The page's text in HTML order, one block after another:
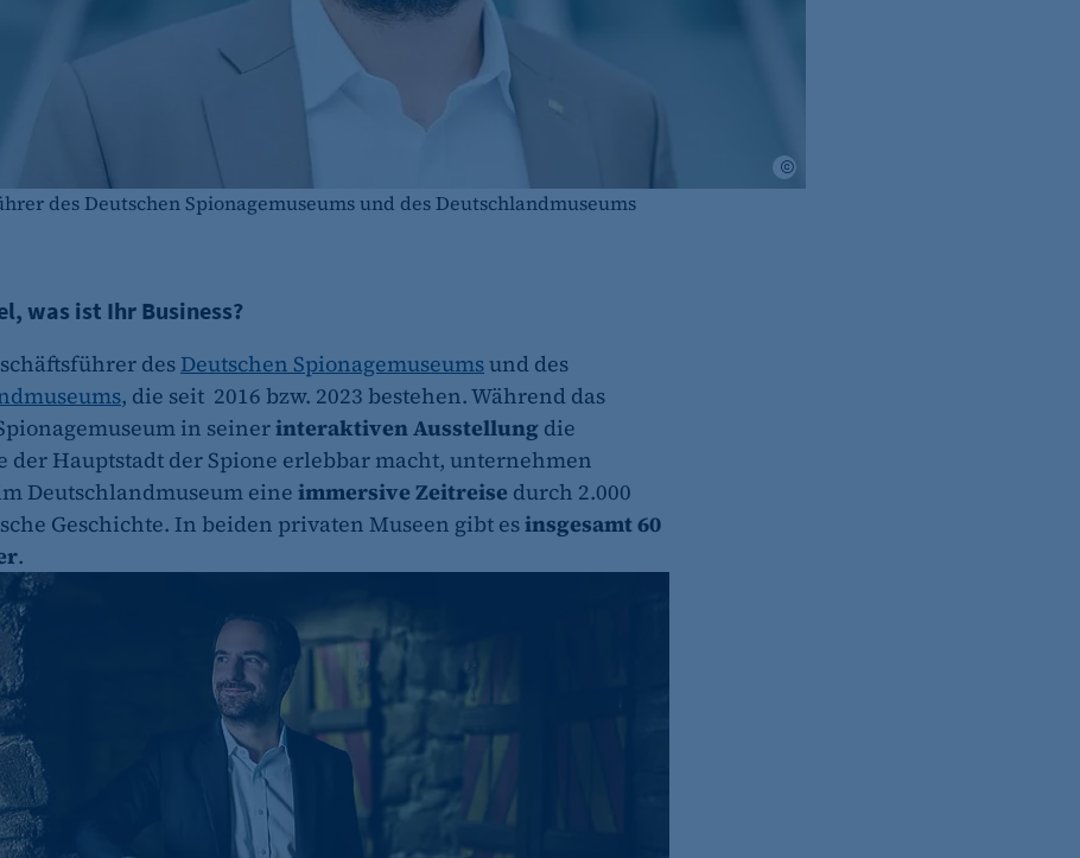
des Deutschen Spionagemuseums und des Deutschlandmuseums
was ist Ihr Business?
desDeutschen Spionagemuseumsund des
, die seit 2016 bzw. 2023 bestehen. Während das
in seinerinteraktiven Ausstellung die
der Hauptstadt der Spione erlebbar macht, unternehmen
Deutschlandmuseum eine immersive Zeitreise durch 2.000
Geschichte. In beiden privaten Museen gibt esinsgesamt 60
.